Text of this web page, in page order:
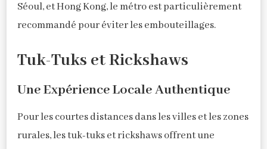
Séoul, et Hong Kong, le métro est particulièrement
recommandé pour éviter les embouteillages.
Tuk-Tuks et Rickshaws
Une Expérience Locale Authentique
Pour les courtes distances dans les villes et les zones
rurales, les tuk-tuks et rickshaws offrent une